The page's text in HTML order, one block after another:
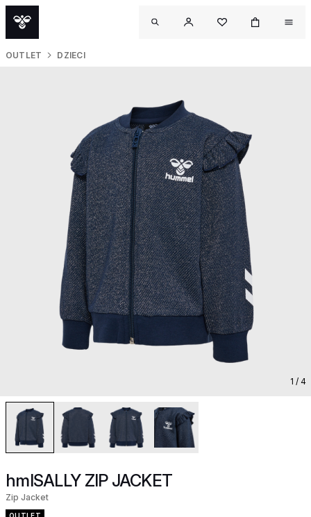
OUTLET DZIECI
1 / 4
hmlSALLY ZIP JACKET
Zip Jacket